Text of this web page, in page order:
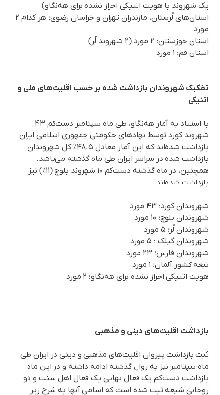
یک شهروند با هویت اتنیکی احراز نشده برای هه‌نگاو)
استان‌های لُرستان، مازندران تهران و خراسان رضوی: هر کدام ۲
مورد
استان خوزستان: ۲ مورد (۲ شهروند لُر)
استان قم: ۱ مورد
تفکیک شهروندان بازداشت شده بر حسب اقلیت‌های ملی و
اتنیکی
با استناد به آمار هه‌نگاو، طی ماه سپتامبر ‌دست‌کم ۴۳
شهروند کورد توسط نهادهای حکومتی جمهوری اسلامی ایران
بازداشت شده‌اند که این آمار معادل ۴۸.۵٪ کل شهروندان
بازداشت شده در سراسر ایران طی ماه گذشته می‌باشد.
همچنین، در ماه گذشته دست‌کم ۱۰ شهروند بلوچ (۱۱٪) نیز
بازداشت شده‌اند.
شهروندان کورد؛ ۴۳ مورد
شهروندان بلوچ؛ ۱۰ مورد
شهروندان لُر؛ ۵ مورد
شهروندان گیلک ؛ ۵ مورد
شهروندان فارس؛ ۲۳ مورد
تبعه کشور آلمان: ۱ مورد
هویت اتنیکی احراز نشده برای هه‌نگاو؛ ۲ مورد
بازداشت اقلیت‌های دینی و مذهبی
ثبت بازداشت پیروان اقلیت‌های مذهبی و دینی در ایران طی
ماه سپتامبر نیز به روال گذشته ادامه داشته و در این ماه
بازداشت دست‌کم یک فعال بهایی یک فعال اهل سنت و دو
روحانی شیعه ثبت شده است که اسامی آنها به شرح زیر